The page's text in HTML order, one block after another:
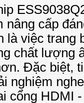
nâng cấp
là việc trang
chất lượng
Đặc biệt,
nghiệm
cổng HDMI